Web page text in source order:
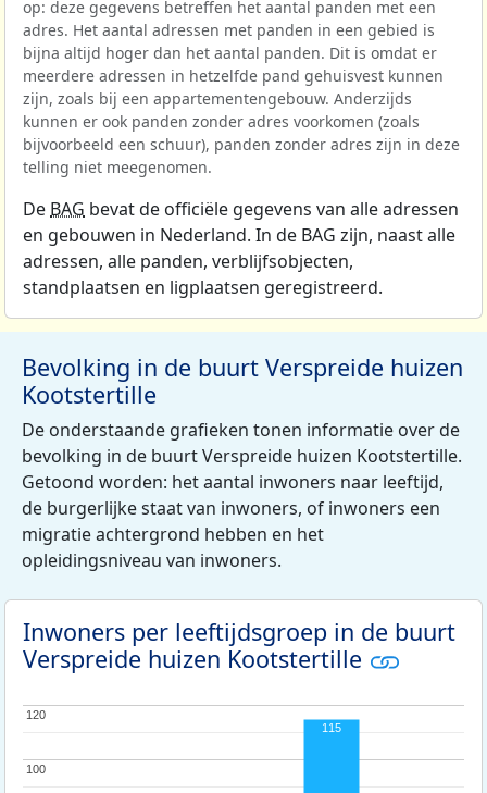
op: deze gegevens betreffen het aantal panden met een
adres. Het aantal adressen met panden in een gebied is
bijna altijd hoger dan het aantal panden. Dit is omdat er
meerdere adressen in hetzelfde pand gehuisvest kunnen
zijn, zoals bij een appartementengebouw. Anderzijds
kunnen er ook panden zonder adres voorkomen (zoals
bijvoorbeeld een schuur), panden zonder adres zijn in deze
telling niet meegenomen.
De BAG bevat de officiële gegevens van alle adressen
en gebouwen in Nederland. In de BAG zijn, naast alle
adressen, alle panden, verblijfsobjecten,
standplaatsen en ligplaatsen geregistreerd.
Bevolking in de buurt Verspreide huizen
Kootstertille
De onderstaande grafieken tonen informatie over de
bevolking in de buurt Verspreide huizen Kootstertille.
Getoond worden: het aantal inwoners naar leeftijd,
de burgerlijke staat van inwoners, of inwoners een
migratie achtergrond hebben en het
opleidingsniveau van inwoners.
Inwoners per leeftijdsgroep in de buurt
Verspreide huizen Kootstertille
100
100
120
120
115